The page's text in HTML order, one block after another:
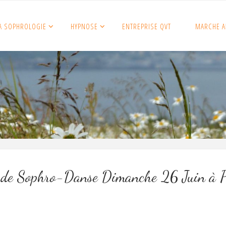
SOPHROLOGIE HYPNOSE ENTREPRISE QVT MARCHE
Sophro-Danse Dimanche 26 Juin à